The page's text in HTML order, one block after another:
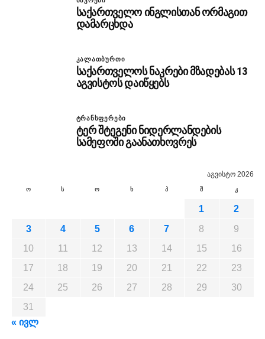
საქართველო ინგლისთან ორმაგით
დამარცხდა
ᲙᲐᲚᲐᲗᲑᲣᲠᲗᲘ
საქართველოს ნაკრები მზადებას 13
აგვისტოს დაიწყებს
ᲢᲠᲐᲜᲡᲤᲔᲠᲔᲑᲘ
ტერ შტეგენი ნიდერლანდების
სამეფოში გაანათხოვრეს
აგვისტო 2026
ო ს ო ხ პ შ კ
1
2
3
4 5 6 7 8
9
10
11 12 13 14 15
16
17
18 19 20 21 22
23
24
25 26 27 28 29
30
31
« ივლ